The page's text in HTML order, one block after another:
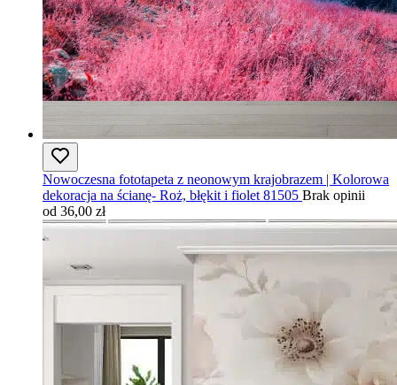
Nowoczesna fototapeta z neonowym krajobrazem | Kolorowa
dekoracja na ścianę- Roż, błękit i fiolet 81505 Brak opinii
od 36,00 zł